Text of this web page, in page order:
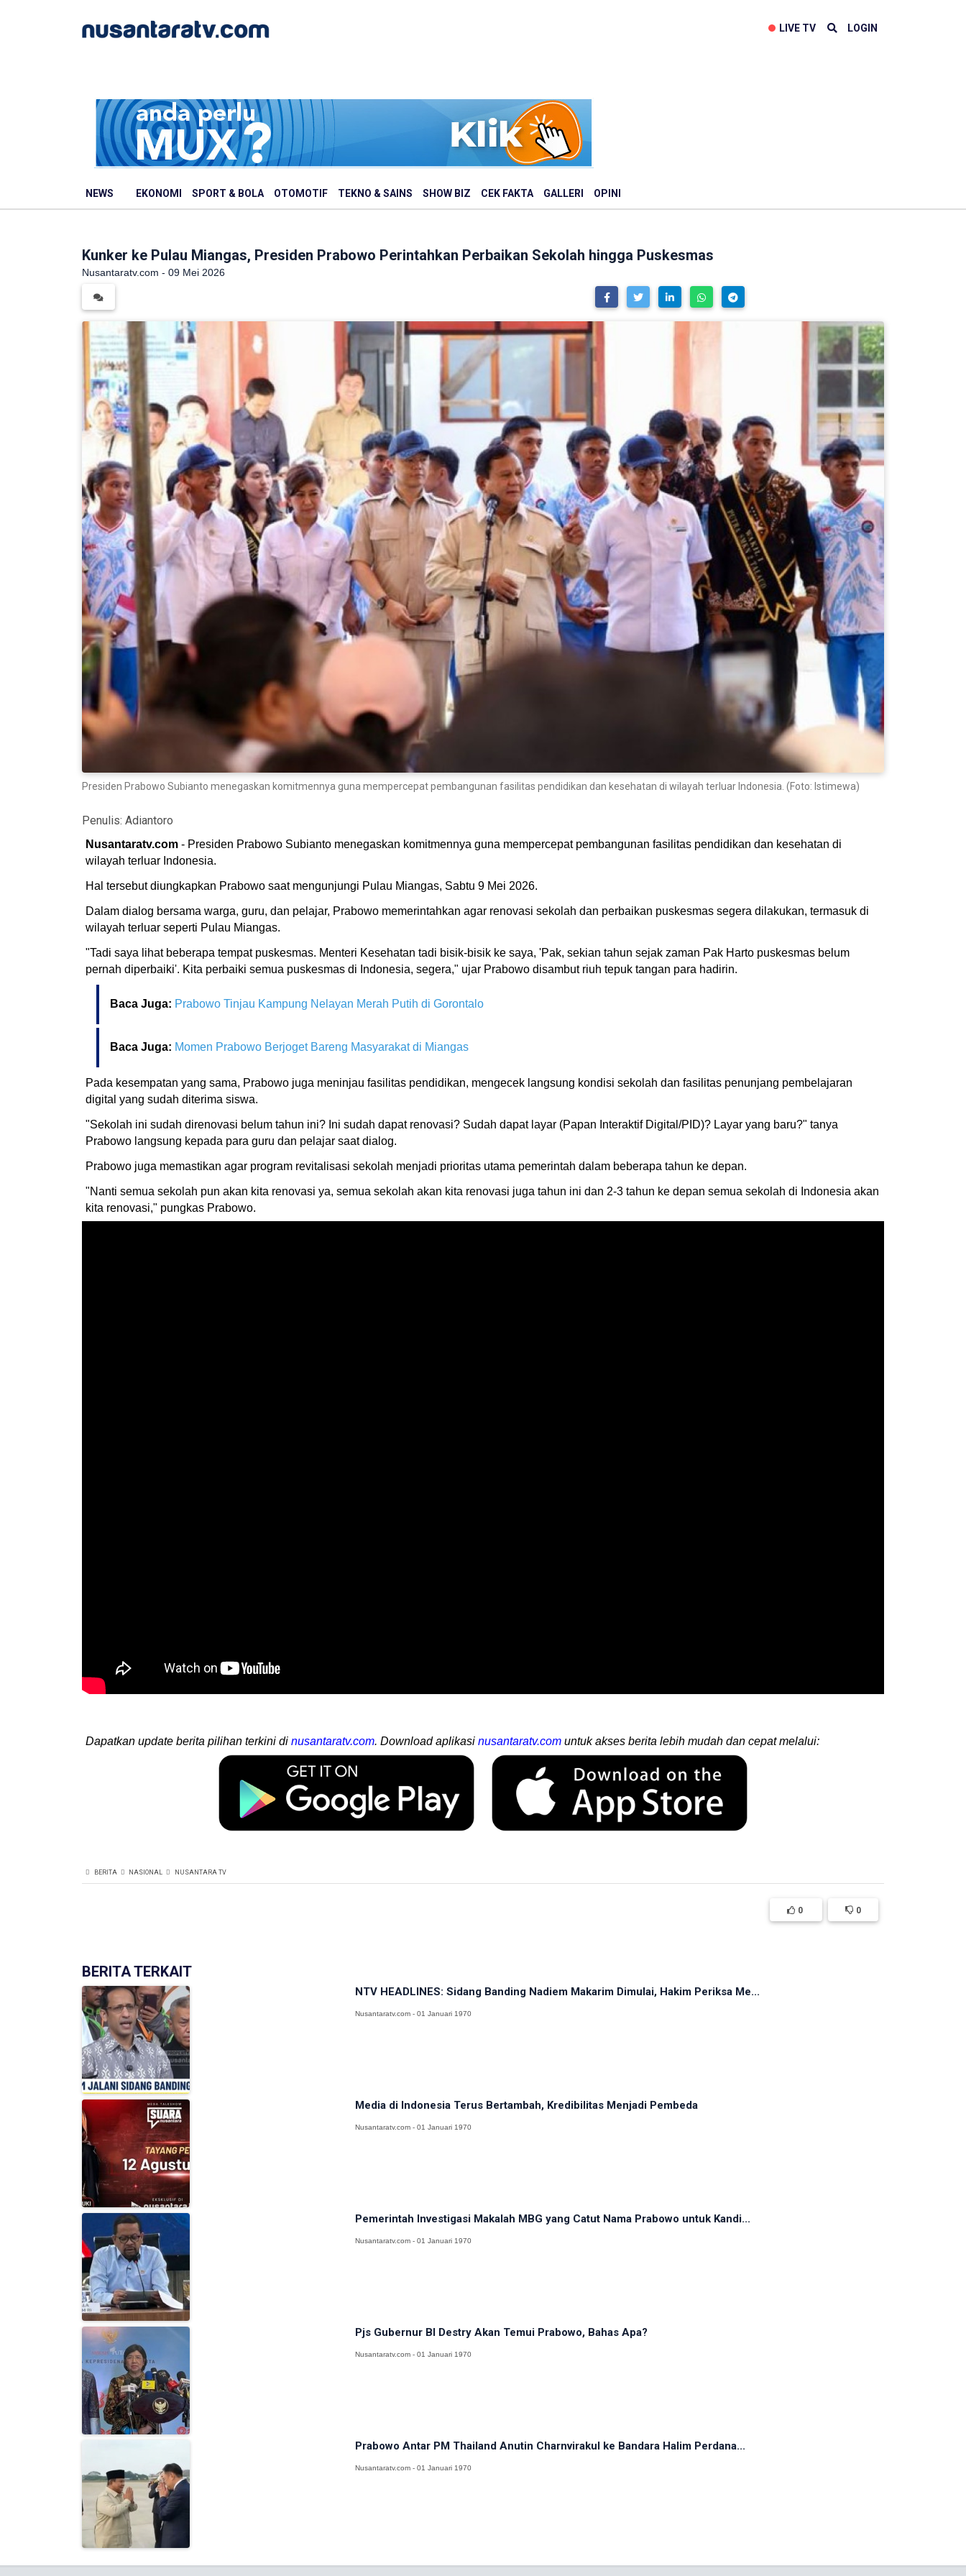
LIVE TV LOGIN
NEWS EKONOMI SPORT & BOLA OTOMOTIF TEKNO & SAINS SHOW BIZ CEK FAKTA GALLERI OPINI
Kunker ke Pulau Miangas, Presiden Prabowo Perintahkan Perbaikan Sekolah hingga Puskesmas
Nusantaratv.com - 09 Mei 2026
Presiden Prabowo Subianto menegaskan komitmennya guna mempercepat pembangunan fasilitas pendidikan dan kesehatan di wilayah terluar Indonesia. (Foto: Istimewa)
Penulis: Adiantoro
Nusantaratv.com - Presiden Prabowo Subianto menegaskan komitmennya guna mempercepat pembangunan fasilitas pendidikan dan kesehatan di
wilayah terluar Indonesia.
Hal tersebut diungkapkan Prabowo saat mengunjungi Pulau Miangas, Sabtu 9 Mei 2026.
Dalam dialog bersama warga, guru, dan pelajar, Prabowo memerintahkan agar renovasi sekolah dan perbaikan puskesmas segera dilakukan, termasuk di
wilayah terluar seperti Pulau Miangas.
"Tadi saya lihat beberapa tempat puskesmas. Menteri Kesehatan tadi bisik-bisik ke saya, 'Pak, sekian tahun sejak zaman Pak Harto puskesmas belum
pernah diperbaiki'. Kita perbaiki semua puskesmas di Indonesia, segera," ujar Prabowo disambut riuh tepuk tangan para hadirin.
Baca Juga: Prabowo Tinjau Kampung Nelayan Merah Putih di Gorontalo
Baca Juga: Momen Prabowo Berjoget Bareng Masyarakat di Miangas
Pada kesempatan yang sama, Prabowo juga meninjau fasilitas pendidikan, mengecek langsung kondisi sekolah dan fasilitas penunjang pembelajaran
digital yang sudah diterima siswa.
"Sekolah ini sudah direnovasi belum tahun ini? Ini sudah dapat renovasi? Sudah dapat layar (Papan Interaktif Digital/PID)? Layar yang baru?" tanya
Prabowo langsung kepada para guru dan pelajar saat dialog.
Prabowo juga memastikan agar program revitalisasi sekolah menjadi prioritas utama pemerintah dalam beberapa tahun ke depan.
"Nanti semua sekolah pun akan kita renovasi ya, semua sekolah akan kita renovasi juga tahun ini dan 2-3 tahun ke depan semua sekolah di Indonesia akan
kita renovasi," pungkas Prabowo.
Dapatkan update berita pilihan terkini di nusantaratv.com. Download aplikasi nusantaratv.com untuk akses berita lebih mudah dan cepat melalui:
BERITA NASIONAL NUSANTARA TV
0 0
BERITA TERKAIT
NTV HEADLINES: Sidang Banding Nadiem Makarim Dimulai, Hakim Periksa Me...
Nusantaratv.com - 01 Januari 1970
Media di Indonesia Terus Bertambah, Kredibilitas Menjadi Pembeda
Nusantaratv.com - 01 Januari 1970
Pemerintah Investigasi Makalah MBG yang Catut Nama Prabowo untuk Kandi...
Nusantaratv.com - 01 Januari 1970
Pjs Gubernur BI Destry Akan Temui Prabowo, Bahas Apa?
Nusantaratv.com - 01 Januari 1970
Prabowo Antar PM Thailand Anutin Charnvirakul ke Bandara Halim Perdana...
Nusantaratv.com - 01 Januari 1970